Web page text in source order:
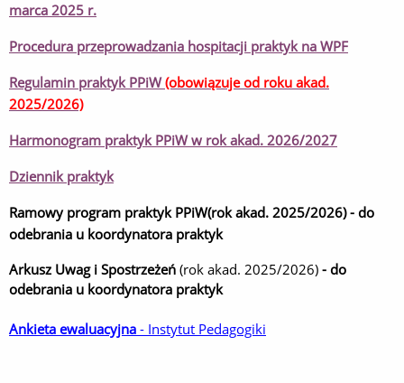
marca 2025 r.
Procedura przeprowadzania hospitacji praktyk na WPF
Regulamin praktyk PPiW(obowiązuje od roku akad.
2025/2026)
Harmonogram praktyk PPiW w rok akad. 2026/2027
Dziennik praktyk
Ramowy program praktyk PPiW(rok akad. 2025/2026) - do
odebrania u koordynatora praktyk
Arkusz Uwag i Spostrzeżeń (rok akad. 2025/2026) - do
odebrania u koordynatora praktyk
Ankieta ewaluacyjna - Instytut Pedagogiki